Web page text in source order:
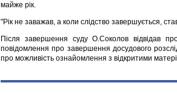
майже рік.
"Рік не заважав, а коли слідство завершується,
Після завершення суду О.Соколов відвідав
повідомлення про завершення досудового
про можливість ознайомлення з відкритими